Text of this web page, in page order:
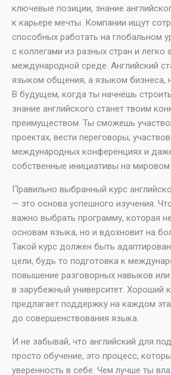
ключевые позиции, знание
к карьере мечты. Компании ищут
способных работать на глобальном
с коллегами из разных стран и легко
международной среде. Английский
языком общения, а языком бизнеса,
В будущем, когда ты начнёшь
знание английского станет твоим
преимуществом. Ты сможешь
проектах, вести переговоры,
международных конференциях и
собственные инициативы на мировом
Правильно выбранный курс
— это основа успешного изучения.
важно выбрать программу, которая
основам языка, но и вдохновит на
Такой курс должен быть
цели, будь то подготовка к
повышение разговорных навыков или
в зарубежный университет. Хороший
предлагает поддержку на каждом
до совершенствования языка.
И не забывай, что английский для
просто обучение, это процесс,
уверенность в себе. Чем лучше ты